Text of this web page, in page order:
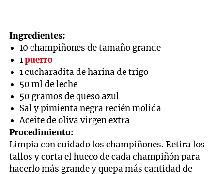
Ingredientes:
10 champiñones de tamaño grande
1puerro
1 cucharadita de harina de trigo
50 ml de leche
50 gramos de queso azul
Sal y pimienta negra recién molida
Aceite de oliva virgen extra
Procedimiento:
Limpia con cuidado los champiñones. Retira los
tallos y corta el hueco de cada champiñón para
hacerlo más grande y quepa más cantidad de